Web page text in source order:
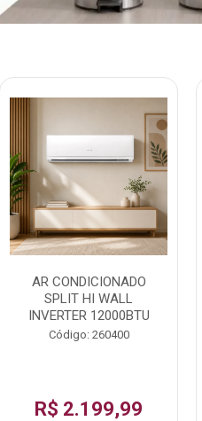
AR CONDICIONADO
SPLIT HI WALL
INVERTER 12000BTU
Código: 260400
R$ 2.199,99